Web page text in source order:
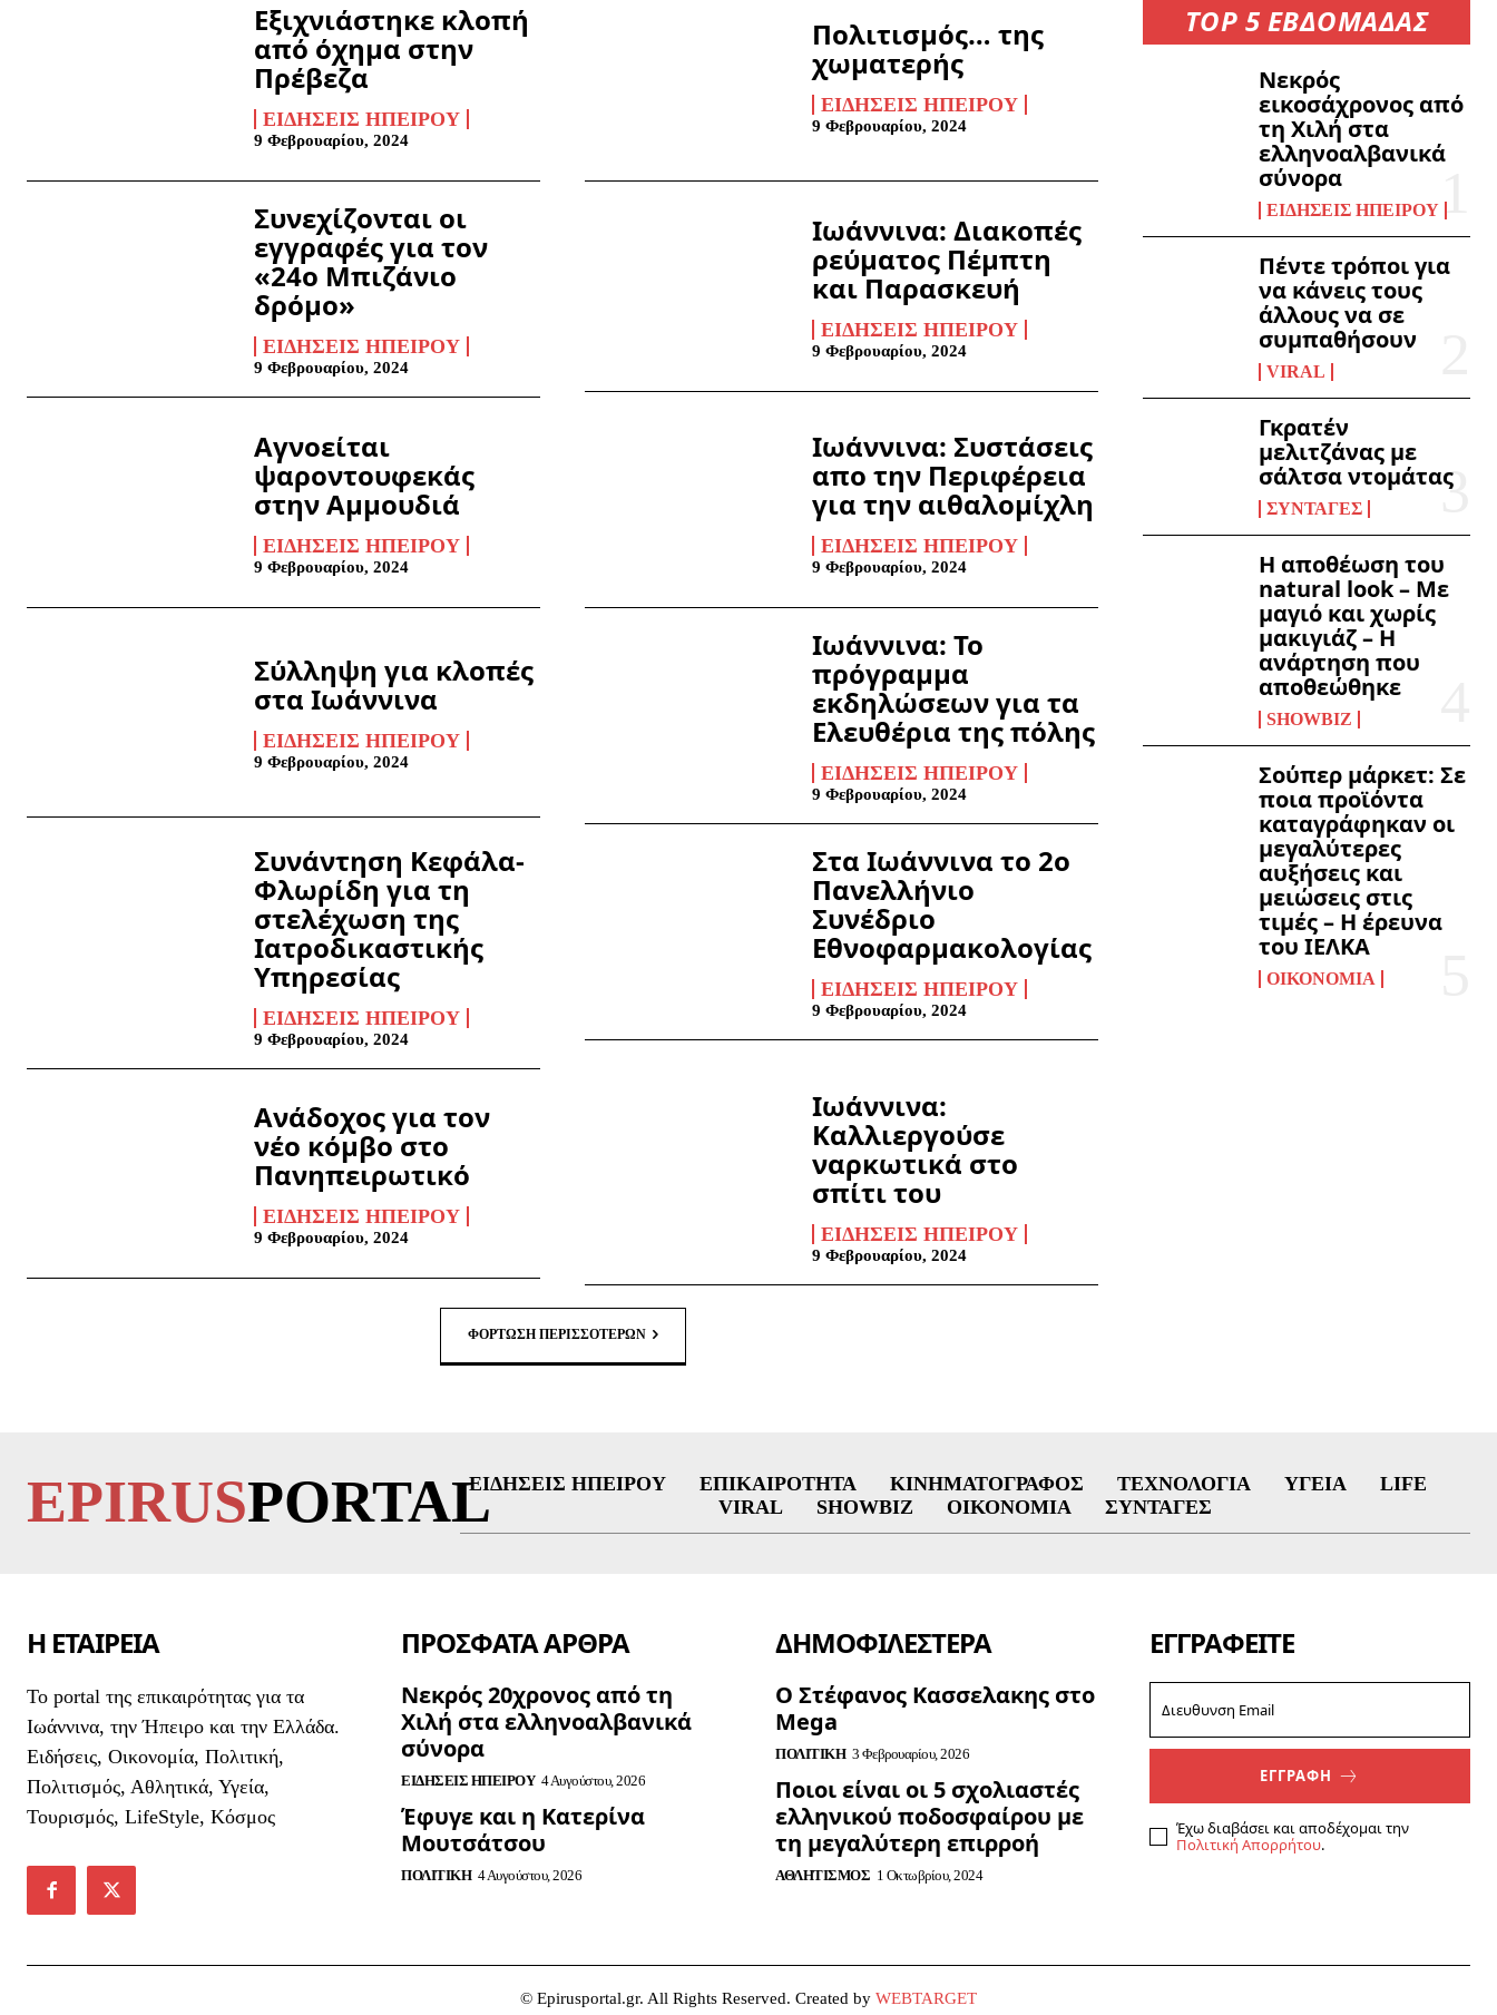
Εξιχνιάστηκε κλοπή
από όχημα στην
Πρέβεζα
ΕΙΔΉΣΕΙΣ ΗΠΕΊΡΟΥ
9 Φεβρουαρίου, 2024
Πολιτισμός… της
χωματερής
ΕΙΔΉΣΕΙΣ ΗΠΕΊΡΟΥ
9 Φεβρουαρίου, 2024
Συνεχίζονται οι
εγγραφές για τον
«24ο Μπιζάνιο
δρόμο»
ΕΙΔΉΣΕΙΣ ΗΠΕΊΡΟΥ
9 Φεβρουαρίου, 2024
Ιωάννινα: Διακοπές
ρεύματος Πέμπτη
και Παρασκευή
ΕΙΔΉΣΕΙΣ ΗΠΕΊΡΟΥ
9 Φεβρουαρίου, 2024
Αγνοείται
ψαροντουφεκάς
στην Αμμουδιά
ΕΙΔΉΣΕΙΣ ΗΠΕΊΡΟΥ
9 Φεβρουαρίου, 2024
Ιωάννινα: Συστάσεις
απο την Περιφέρεια
για την αιθαλομίχλη
ΕΙΔΉΣΕΙΣ ΗΠΕΊΡΟΥ
9 Φεβρουαρίου, 2024
Σύλληψη για κλοπές
στα Ιωάννινα
ΕΙΔΉΣΕΙΣ ΗΠΕΊΡΟΥ
9 Φεβρουαρίου, 2024
Ιωάννινα: Το
πρόγραμμα
εκδηλώσεων για τα
Ελευθέρια της πόλης
ΕΙΔΉΣΕΙΣ ΗΠΕΊΡΟΥ
9 Φεβρουαρίου, 2024
Συνάντηση Κεφάλα-
Φλωρίδη για τη
στελέχωση της
Ιατροδικαστικής
Υπηρεσίας
ΕΙΔΉΣΕΙΣ ΗΠΕΊΡΟΥ
9 Φεβρουαρίου, 2024
Στα Ιωάννινα το 2ο
Πανελλήνιο
Συνέδριο
Εθνοφαρμακολογίας
ΕΙΔΉΣΕΙΣ ΗΠΕΊΡΟΥ
9 Φεβρουαρίου, 2024
Ανάδοχος για τον
νέο κόμβο στο
Πανηπειρωτικό
ΕΙΔΉΣΕΙΣ ΗΠΕΊΡΟΥ
9 Φεβρουαρίου, 2024
Ιωάννινα:
Καλλιεργούσε
ναρκωτικά στο
σπίτι του
ΕΙΔΉΣΕΙΣ ΗΠΕΊΡΟΥ
9 Φεβρουαρίου, 2024
ΦΌΡΤΩΣΗ ΠΕΡΙΣΣΟΤΈΡΩΝ
TOP 5 ΕΒΔΟΜΑΔΑΣ
Νεκρός
εικοσάχρονος από
τη Χιλή στα
ελληνοαλβανικά
σύνορα
ΕΙΔΉΣΕΙΣ ΗΠΕΊΡΟΥ
Πέντε τρόποι για
να κάνεις τους
άλλους να σε
συμπαθήσουν
VIRAL
Γκρατέν
μελιτζάνας με
σάλτσα ντομάτας
ΣΥΝΤΑΓΈΣ
Η αποθέωση του
natural look – Με
μαγιό και χωρίς
μακιγιάζ – Η
ανάρτηση που
αποθεώθηκε
SHOWBIZ
Σούπερ μάρκετ: Σε
ποια προϊόντα
καταγράφηκαν οι
μεγαλύτερες
αυξήσεις και
μειώσεις στις
τιμές – Η έρευνα
του ΙΕΛΚΑ
ΟΙΚΟΝΟΜΊΑ
EPIRUSPORTALΕΙΔΉΣΕΙΣ ΗΠΕΊΡΟΥ ΕΠΙΚΑΙΡΌΤΗΤΑ ΚΙΝΗΜΑΤΟΓΡΆΦΟΣ ΤΕΧΝΟΛΟΓΊΑ ΥΓΕΊΑ
LIFE
VIRAL
SHOWBIZ ΟΙΚΟΝΟΜΊΑ ΣΥΝΤΑΓΈΣ
Η ΕΤΑΙΡΕΙΑ
To portal της επικαιρότητας για τα
Ιωάννινα, την Ήπειρο και την Ελλάδα.
Ειδήσεις, Οικονομία, Πολιτική,
Πολιτισμός, Αθλητικά, Υγεία,
Τουρισμός, LifeStyle, Κόσμος
ΠΡΟΣΦΑΤΑ ΑΡΘΡΑ
Νεκρός 20χρονος από τη
Χιλή στα ελληνοαλβανικά
σύνορα
ΕΙΔΉΣΕΙΣ ΗΠΕΊΡΟΥ 4 Αυγούστου, 2026
Έφυγε και η Κατερίνα
Μουτσάτσου
ΠΟΛΙΤΙΚΉ 4 Αυγούστου, 2026
ΔΗΜΟΦΙΛΈΣΤΕΡΑ
Ο Στέφανος Κασσελακης στο
Mega
ΠΟΛΙΤΙΚΉ 3 Φεβρουαρίου, 2026
Ποιοι είναι οι 5 σχολιαστές
ελληνικού ποδοσφαίρου με
τη μεγαλύτερη επιρροή
ΑΘΛΗΤΙΣΜΌΣ 1 Οκτωβρίου, 2024
ΕΓΓΡΑΦΕΊΤΕ
ΕΓΓΡΑΦΗ
Έχω διαβάσει και αποδέχομαι την
Πολιτική Απορρήτου.
© Epirusportal.gr. All Rights Reserved. Created by WEBTARGET